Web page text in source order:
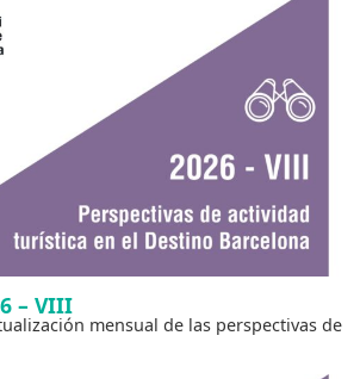
– VIII
mensual de las perspectivas de